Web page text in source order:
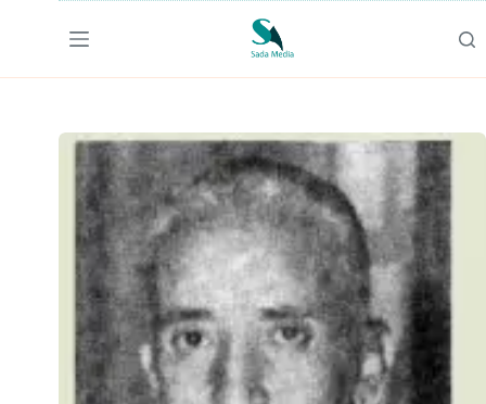
إلى
المحتوى